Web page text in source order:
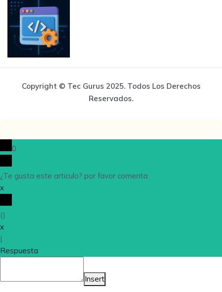
Copyright © Tec Gurus 2025. Todos Los Derechos
Reservados.
0
¿Te gusta este articulo? por favor comenta
x
()
x
|
Respuesta
Insert